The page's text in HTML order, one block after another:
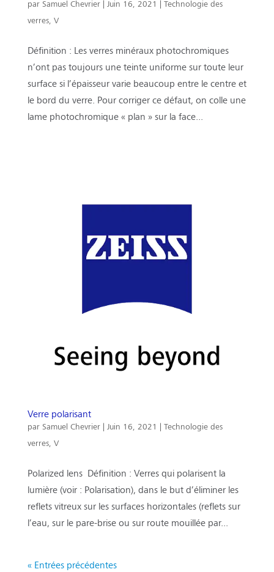
par Samuel Chevrier| Juin 16, 2021 | Technologie des
verres, V
Définition : Les verres minéraux photochromiques
n’ont pas toujours une teinte uniforme sur toute leur
surface si l’épaisseur varie beaucoup entre le centre et
le bord du verre. Pour corriger ce défaut, on colle une
lame photochromique « plan » sur la face...
Verre polarisant
par Samuel Chevrier| Juin 16, 2021 | Technologie des
verres, V
Polarized lens Définition : Verres qui polarisent la
lumière (voir : Polarisation), dans le but d’éliminer les
reflets vitreux sur les surfaces horizontales (reflets sur
l’eau, sur le pare-brise ou sur route mouillée par...
« Entrées précédentes